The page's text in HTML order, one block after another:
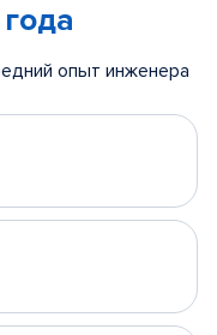
опыт инженера